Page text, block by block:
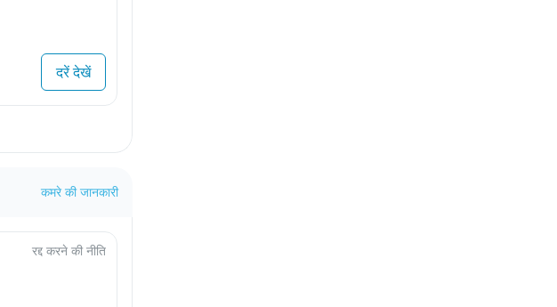
दरें देखें
कमरे की जानकारी
रद्द करने की नीति